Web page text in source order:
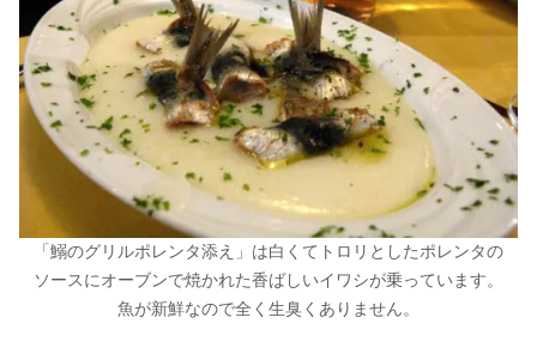
「鰯のグリルポレンタ添え」は白くてトロリとしたポレンタの
ソースにオーブンで焼かれた香ばしいイワシが乗っています。
魚が新鮮なので全く生臭くありません。